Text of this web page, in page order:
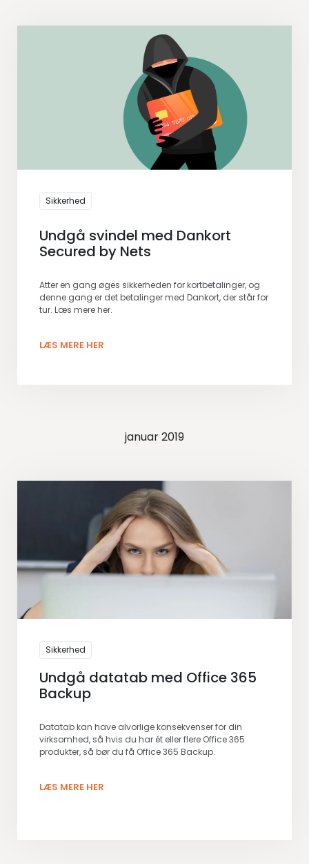
Sikkerhed
Undgå svindel med Dankort
Secured by Nets
Atter en gang øges sikkerheden for kortbetalinger, og
denne gang er det betalinger med Dankort, der står for
tur. Læs mere her.
LÆS MERE HER
januar 2019
Sikkerhed
Undgå datatab med Office 365
Backup
Datatab kan have alvorlige konsekvenser for din
virksomhed, så hvis du har ét eller flere Office 365
produkter, så bør du få Office 365 Backup.
LÆS MERE HER